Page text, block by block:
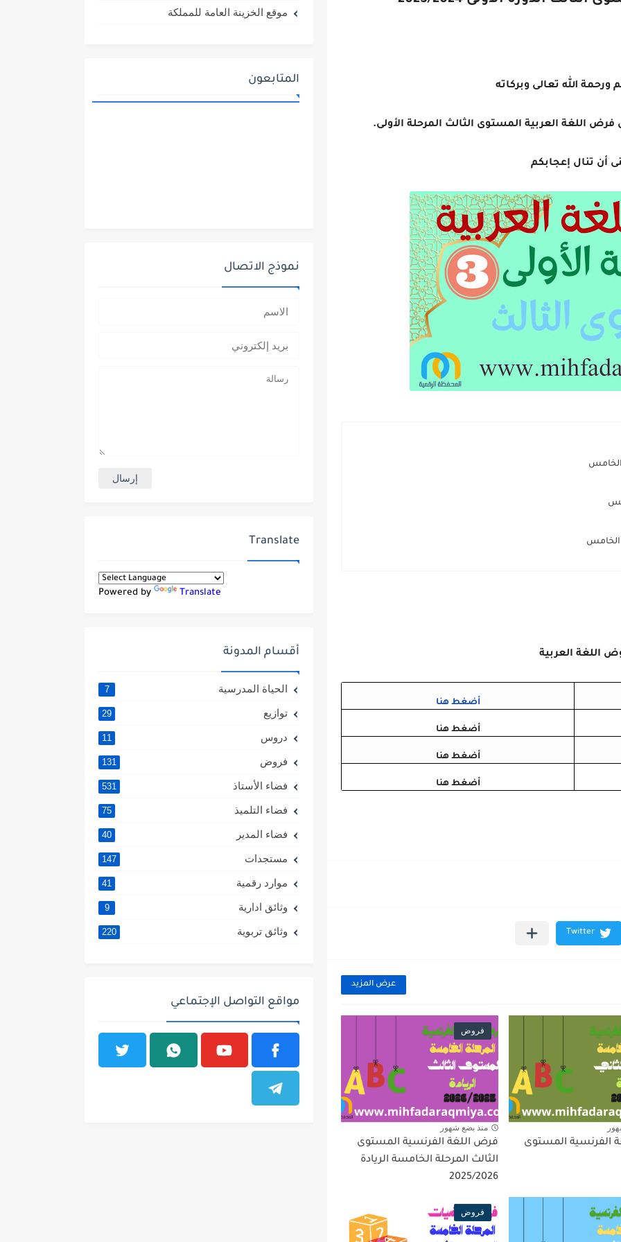
ورحمة الله تعالى وبركاته
فرض اللغة العربية المستوى الثالث المرحلة الأولى.
أن تنال إعجابكم
الخامس
الخامس
اللغة العربية
أضغط هنا
أضغط هنا
أضغط هنا
أضغط هنا
عرض المزيد
الفرنسية المستوى
فروض
منذ بضع شهور
فرض اللغة الفرنسية المستوى
الثالث المرحلة الخامسة الريادة
2025/2026
فروض
موقع الخزينة العامة للمملكة
المتابعون
نموذج الاتصال
Translate
Powered by Translate
أقسام المدونة
الحياة المدرسية 7
توازيع 29
دروس 11
فروض 131
فضاء الأستاذ 531
فضاء التلميذ 75
فضاء المدير 40
مستجدات 147
موارد رقمية 41
وثائق ادارية 9
وثائق تربوية 220
مواقع التواصل الإجتماعي